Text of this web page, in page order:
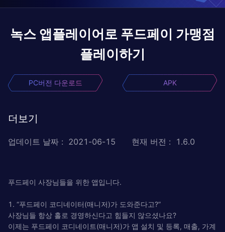
녹스 앱플레이어로 푸드페이 가맹점
플레이하기
PC버전 다운로드 APK
더보기
업데이트 날짜 : 2021-06-15 현재 버전 : 1.6.0
푸드페이 사장님들을 위한 앱입니다.
1. “푸드페이 코디네이터(매니저)가 도와준다고?”
사장님들 항상 홀로 경영하신다고 힘들지 않으셨나요?
이제는 푸드페이 코디네이트(매니저)가 앱 설치 및 등록, 매출, 가계